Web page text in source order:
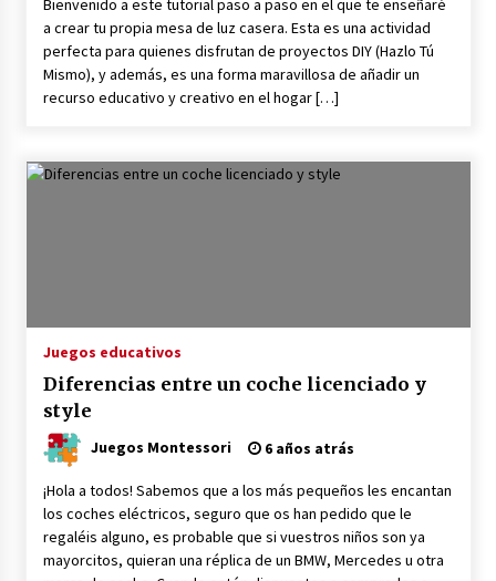
La torre de aprendizaje Montessori
4 años atrás
4 años atrás
Plantilla Pauta Montessori para imprimir en
4 años atrás
Bienvenido a este tutorial paso a paso en el que te enseñaré
a crear tu propia mesa de luz casera. Esta es una actividad
perfecta para quienes disfrutan de proyectos DIY (Hazlo Tú
Mismo), y además, es una forma maravillosa de añadir un
recurso educativo y creativo en el hogar […]
Juegos educativos
Diferencias entre un coche licenciado y
style
Juegos Montessori 6 años atrás
¡Hola a todos! Sabemos que a los más pequeños les encantan
los coches eléctricos, seguro que os han pedido que le
regaléis alguno, es probable que si vuestros niños son ya
mayorcitos, quieran una réplica de un BMW, Mercedes u otra